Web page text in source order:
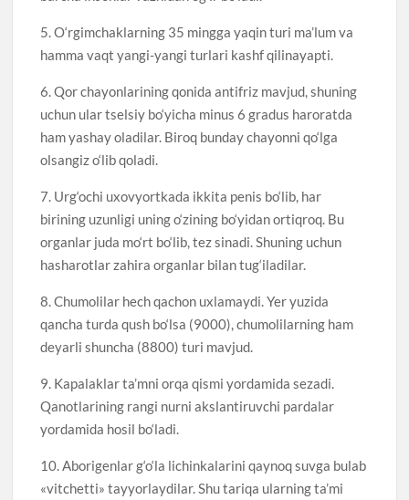
5. O‘rgimchaklarning 35 mingga yaqin turi ma’lum va
hamma vaqt yangi-yangi turlari kashf qilinayapti.
6. Qor chayonlarining qonida antifriz mavjud, shuning
uchun ular tselsiy bo‘yicha minus 6 gradus haroratda
ham yashay oladilar. Biroq bunday chayonni qo‘lga
olsangiz o‘lib qoladi.
7. Urg‘ochi uxovyortkada ikkita penis bo‘lib, har
birining uzunligi uning o‘zining bo‘yidan ortiqroq. Bu
organlar juda mo‘rt bo‘lib, tez sinadi. Shuning uchun
hasharotlar zahira organlar bilan tug‘iladilar.
8. Chumolilar hech qachon uxlamaydi. Yer yuzida
qancha turda qush bo‘lsa (9000), chumolilarning ham
deyarli shuncha (8800) turi mavjud.
9. Kapalaklar ta’mni orqa qismi yordamida sezadi.
Qanotlarining rangi nurni akslantiruvchi pardalar
yordamida hosil bo‘ladi.
10. Aborigenlar g‘o‘la lichinkalarini qaynoq suvga bulab
«vitchetti» tayyorlaydilar. Shu tariqa ularning ta’mi